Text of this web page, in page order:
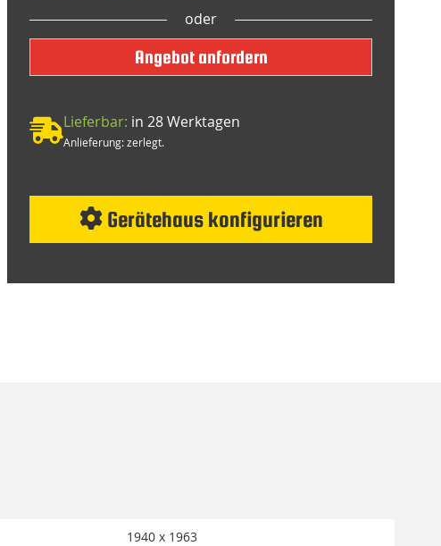
oder
Angebot anfordern
Lieferbar: in 28 Werktagen
Anlieferung: zerlegt.
Gerätehaus konfigurieren
1940 x 1963